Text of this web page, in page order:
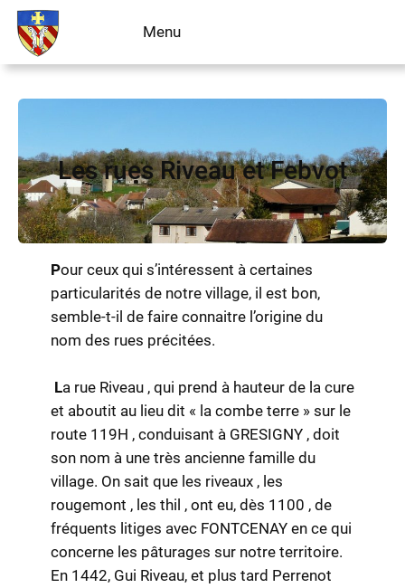
Aller
contenu
Menu
Les rues Riveau et Febvot
Pour ceux qui s’intéressent à certaines
particularités de notre village, il est bon,
semble-t-il de faire connaitre l’origine du
nom des rues précitées.
La rue Riveau , qui prend à hauteur de la cure
et aboutit au lieu dit « la combe terre » sur le
route 119H , conduisant à GRESIGNY , doit
son nom à une très ancienne famille du
village. On sait que les riveaux , les
rougemont , les thil , ont eu, dès 1100 , de
fréquents litiges avec FONTCENAY en ce qui
concerne les pâturages sur notre territoire.
En 1442, Gui Riveau, et plus tard Perrenot